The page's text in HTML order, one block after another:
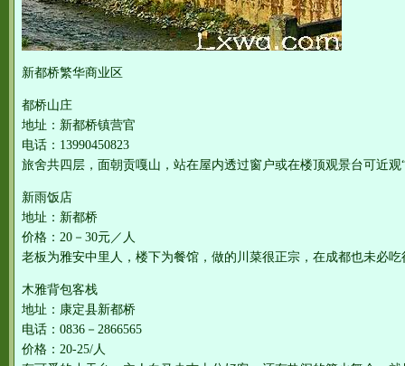
新都桥繁华商业区
都桥山庄
地址：新都桥镇营官
电话：13990450823
旅舍共四层，面朝贡嘎山，站在屋内透过窗户或在楼顶观景台可近
新雨饭店
地址：新都桥
价格：20－30元／人
老板为雅安中里人，楼下为餐馆，做的川菜很正宗，在成都也未必吃
木雅背包客栈
地址：康定县新都桥
电话：0836－2866565
价格：20-25/人